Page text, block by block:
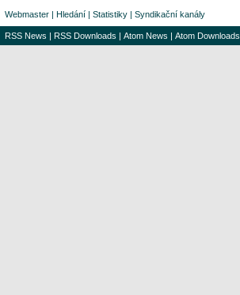
Webmaster | Hledání | Statistiky | Syndikační kanály
RSS News | RSS Downloads | Atom News | Atom Downloads